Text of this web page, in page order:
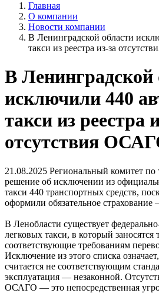
Главная
О компании
Новости компании
В Ленинградской области
такси из реестра из-за
В Ленинградской
исключили 440
такси из реестра
отсутствия
21.08.2025 Региональный комитет по
решение об исключении из
такси 440 транспортных средств,
оформили обязательное
В Ленобласти существует
легковых такси, в который заносятся
соответствующие требованиям
Исключение из этого списка
считается не соответствующим
эксплуатация — незаконной.
ОСАГО — это непосредственная